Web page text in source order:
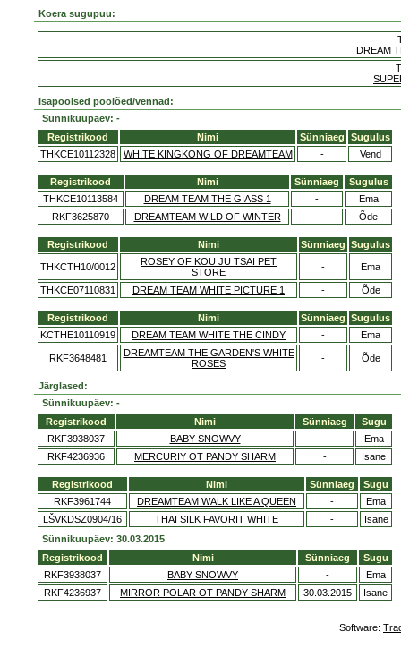
Koera sugupuu:
DREAM
Isapoolsed poolõed/vennad:
Sünnikuupäev: -
Registrikood
Nimi Sünniaeg
Sugulus
THKCE10112328
WHITE KINGKONG OF DREAMTEAM - Vend
Registrikood Nimi Sünniaeg
Sugulus
THKCE10113584
DREAM TEAM THE GIASS 1 -
Ema
RKF3625870
DREAMTEAM WILD OF WINTER - Õde
Registrikood Nimi Sünniaeg Sugulus
THKCTH10/0012
ROSEY OF KOU JU TSAI PET
STORE
- Ema
THKCE07110831 DREAM TEAM WHITE PICTURE 1 - Õde
Registrikood Nimi Sünniaeg Sugulus
KCTHE10110919
DREAM TEAM WHITE THE CINDY - Ema
RKF3648481
DREAMTEAM THE GARDEN'S WHITE
ROSES
- Õde
Järglased:
Sünnikuupäev: -
Registrikood
Nimi Sünniaeg
Sugu
RKF3938037
BABY SNOWVY -
Ema
RKF4236936
MERCURIY OT PANDY SHARM - Isane
Registrikood Nimi Sünniaeg
Sugu
RKF3961744
DREAMTEAM WALK LIKE A QUEEN -
Ema
LŠVKDSZ0904/16
THAI SILK FAVORIT WHITE -
Isane
Sünnikuupäev: 30.03.2015
Registrikood
Nimi Sünniaeg
Sugu
RKF3938037
BABY SNOWVY -
Ema
RKF4236937
MIRROR POLAR OT PANDY SHARM 30.03.2015 Isane
Software: